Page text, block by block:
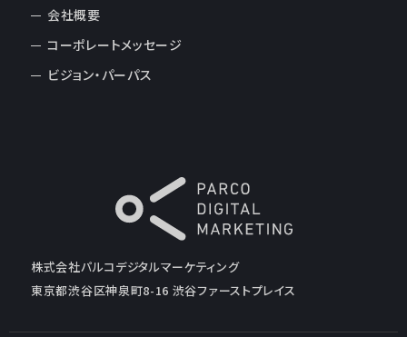
株式会社パルコデジタルマーケティング
東京都渋谷区神泉町8-16 渋谷ファーストプレイス
会社概要
コーポレートメッセージ
ビジョン・パーパス